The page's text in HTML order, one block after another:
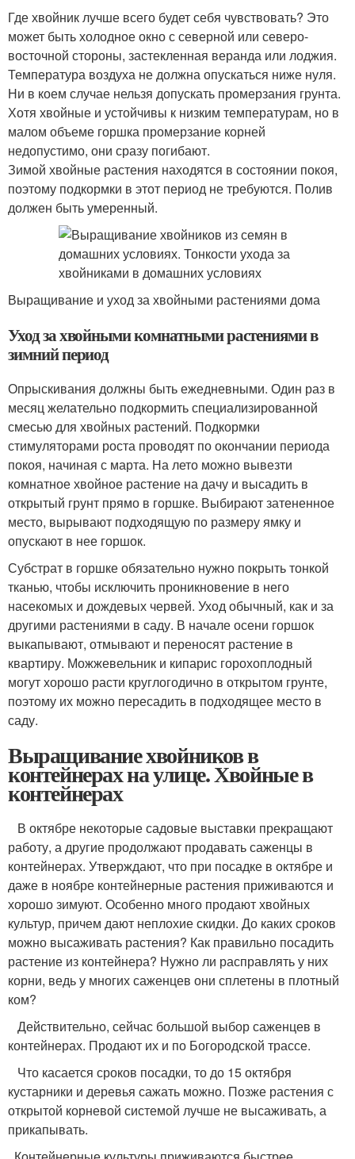
Где хвойник лучше всего будет себя чувствовать? Это
может быть холодное окно с северной или северо-
восточной стороны, застекленная веранда или лоджия.
Температура воздуха не должна опускаться ниже нуля.
Ни в коем случае нельзя допускать промерзания грунта.
Хотя хвойные и устойчивы к низким температурам, но в
малом объеме горшка промерзание корней
недопустимо, они сразу погибают.
Зимой хвойные растения находятся в состоянии покоя,
поэтому подкормки в этот период не требуются. Полив
должен быть умеренный.
Выращивание и уход за хвойными растениями дома
Уход за хвойными комнатными растениями в
зимний период
Опрыскивания должны быть ежедневными. Один раз в
месяц желательно подкормить специализированной
смесью для хвойных растений. Подкормки
стимуляторами роста проводят по окончании периода
покоя, начиная с марта. На лето можно вывезти
комнатное хвойное растение на дачу и высадить в
открытый грунт прямо в горшке. Выбирают затененное
место, вырывают подходящую по размеру ямку и
опускают в нее горшок.
Субстрат в горшке обязательно нужно покрыть тонкой
тканью, чтобы исключить проникновение в него
насекомых и дождевых червей. Уход обычный, как и за
другими растениями в саду. В начале осени горшок
выкапывают, отмывают и переносят растение в
квартиру. Можжевельник и кипарис горохоплодный
могут хорошо расти круглогодично в открытом грунте,
поэтому их можно пересадить в подходящее место в
саду.
Выращивание хвойников в
контейнерах на улице. Хвойные в
контейнерах
В октябре некоторые садовые выставки прекращают
работу, а другие продолжают продавать саженцы в
контейнерах. Утверждают, что при посадке в октябре и
даже в ноябре контейнерные растения приживаются и
хорошо зимуют. Особенно много продают хвойных
культур, причем дают неплохие скидки. До каких сроков
можно высаживать растения? Как правильно посадить
растение из контейнера? Нужно ли расправлять у них
корни, ведь у многих саженцев они сплетены в плотный
ком?
Действительно, сейчас большой выбор саженцев в
контейнерах. Продают их и по Богородской трассе.
Что касается сроков посадки, то до 15 октября
кустарники и деревья сажать можно. Позже растения с
открытой корневой системой лучше не высаживать, а
прикапывать.